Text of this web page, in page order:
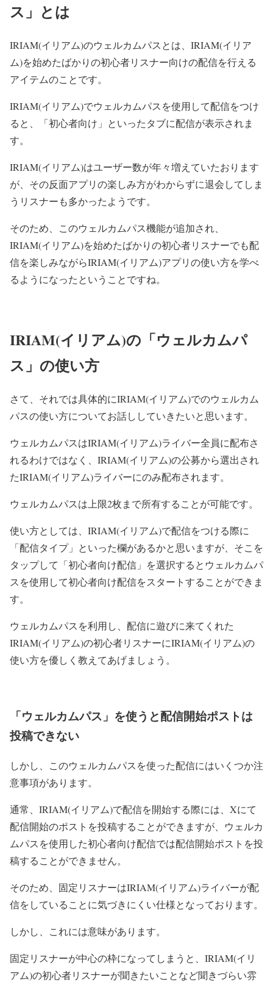
ス」とは
IRIAM(イリアム)のウェルカムパスとは、IRIAM(イリア
ム)を始めたばかりの初心者リスナー向けの配信を行える
アイテムのことです。
IRIAM(イリアム)でウェルカムパスを使用して配信をつけ
ると、「初心者向け」といったタブに配信が表示されま
す。
IRIAM(イリアム)はユーザー数が年々増えていたおります
が、その反面アプリの楽しみ方がわからずに退会してしま
うリスナーも多かったようです。
そのため、このウェルカムパス機能が追加され、
IRIAM(イリアム)を始めたばかりの初心者リスナーでも配
信を楽しみながらIRIAM(イリアム)アプリの使い方を学べ
るようになったということですね。
IRIAM(イリアム)の「ウェルカムパ
ス」の使い方
さて、それでは具体的にIRIAM(イリアム)でのウェルカム
パスの使い方についてお話ししていきたいと思います。
ウェルカムパスはIRIAM(イリアム)ライバー全員に配布さ
れるわけではなく、IRIAM(イリアム)の公募から選出され
たIRIAM(イリアム)ライバーにのみ配布されます。
ウェルカムパスは上限2枚まで所有することが可能です。
使い方としては、IRIAM(イリアム)で配信をつける際に
「配信タイプ」といった欄があるかと思いますが、そこを
タップして「初心者向け配信」を選択するとウェルカムパ
スを使用して初心者向け配信をスタートすることができま
す。
ウェルカムパスを利用し、配信に遊びに来てくれた
IRIAM(イリアム)の初心者リスナーにIRIAM(イリアム)の
使い方を優しく教えてあげましょう。
「ウェルカムパス」を使うと配信開始ポストは
投稿できない
しかし、このウェルカムパスを使った配信にはいくつか注
意事項があります。
通常、IRIAM(イリアム)で配信を開始する際には、Xにて
配信開始のポストを投稿することができますが、ウェルカ
ムパスを使用した初心者向け配信では配信開始ポストを投
稿することができません。
そのため、固定リスナーはIRIAM(イリアム)ライバーが配
信をしていることに気づきにくい仕様となっております。
しかし、これには意味があります。
固定リスナーが中心の枠になってしまうと、IRIAM(イリ
アム)の初心者リスナーが聞きたいことなど聞きづらい雰